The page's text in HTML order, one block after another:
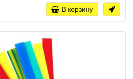
В корзину